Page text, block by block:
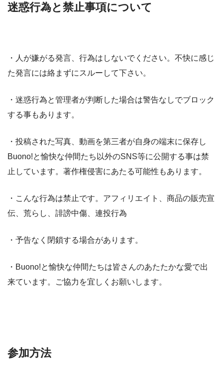
迷惑行為と禁止事項について
・人が嫌がる発言、行為はしないでください。不快に感じ
た発言には絡まずにスルーして下さい。
・迷惑行為と管理者が判断した場合は警告なしでブロック
する事もあります。
・投稿された写真、動画を第三者が自身の端末に保存し
Buono!と愉快な仲間たち以外のSNS等に公開する事は禁
止しています。著作権侵害にあたる可能性もあります。
・こんな行為は禁止です。アフィリエイト、商品の販売宣
伝、荒らし、誹謗中傷、連投行為
・予告なく閉鎖する場合があります。
・Buono!と愉快な仲間たちは皆さんのあたたかな愛で出
来ています。ご協力を宜しくお願いします。
参加方法